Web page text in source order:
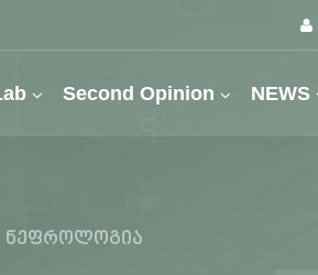
Second Opinion NEWS
ნეფროლოგია